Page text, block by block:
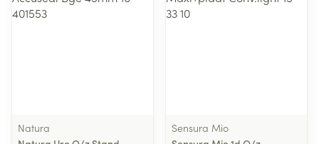
Natura
Sensura Mio